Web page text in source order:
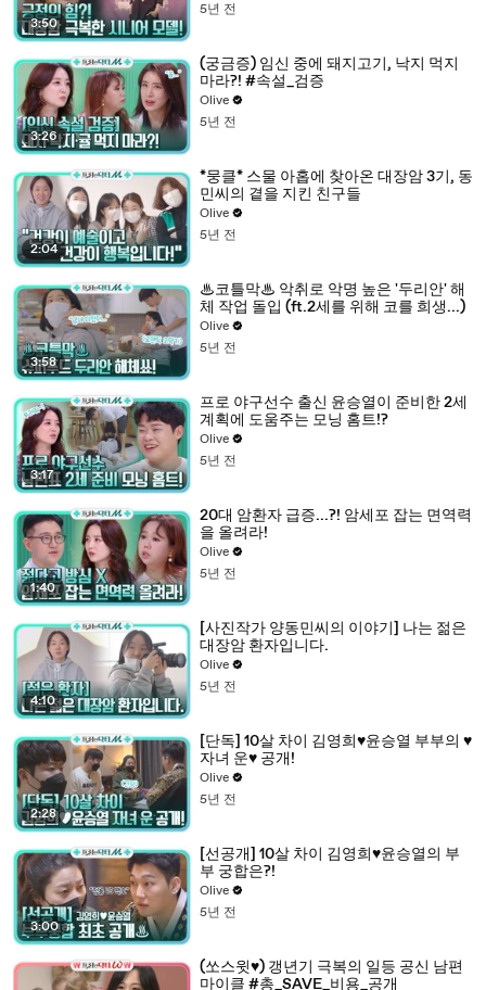
3:50
5년 전
3:26
(궁금증) 임신 중에 돼지고기, 낙지 먹지
마라?! #속설_검증
Olive
5년 전
2:04
*뭉클* 스물 아홉에 찾아온 대장암 3기, 동
민씨의 곁을 지킨 친구들
Olive
5년 전
3:58
♨코틀막♨ 악취로 악명 높은 '두리안' 해
체 작업 돌입 (ft.2세를 위해 코를 희생...)
Olive
5년 전
3:17
프로 야구선수 출신 윤승열이 준비한 2세
계획에 도움주는 모닝 홈트!?
Olive
5년 전
1:40
20대 암환자 급증...?! 암세포 잡는 면역력
을 올려라!
Olive
5년 전
4:10
[사진작가 양동민씨의 이야기] 나는 젊은
대장암 환자입니다.
Olive
5년 전
2:28
[단독] 10살 차이 김영희♥윤승열 부부의 ♥
자녀 운♥ 공개!
Olive
5년 전
3:00
[선공개] 10살 차이 김영희♥윤승열의 부
부 궁합은?!
Olive
5년 전
(쏘스윗♥) 갱년기 극복의 일등 공신 남편
마이클 #총_SAVE_비용_공개